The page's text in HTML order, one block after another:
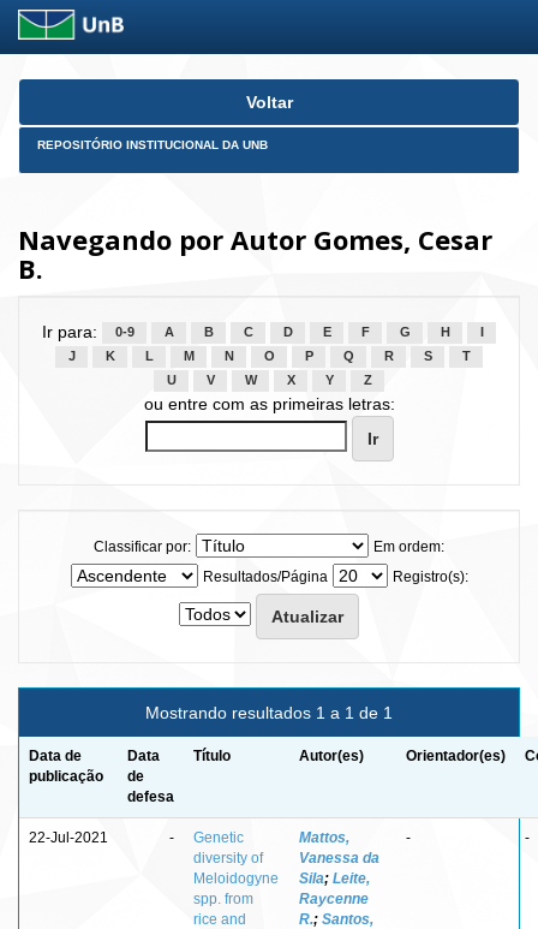
Skip
Voltar
REPOSITÓRIO INSTITUCIONAL DA UNB
Navegando por Autor Gomes, Cesar
B.
Ir para: 0-9 A B C D E F G H
J
K L M N O P Q R S
T
U
V W X Y Z
ou entre com as primeiras letras:
Classificar por:
Em ordem:
Resultados/Página
Registro(s):
Mostrando resultados 1 a 1 de 1
Data de
publicação
Data
de
defesa
Título Autor(es) Orientador(es)
22-Jul-2021 -
Genetic
diversity of
Meloidogyne
spp. from
rice and
Mattos,
Vanessa da
Sila; Leite,
Raycenne
R.; Santos,
- -